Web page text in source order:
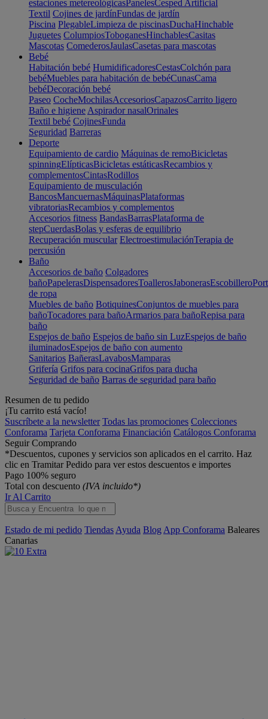
estaciones metereológicasPanelesCesped Artificial
Textil Cojines de jardínFundas de jardín
Piscina PlegableLimpieza de piscinasDuchaHinchable
Juguetes ColumpiosToboganesHinchablesCasitas
Mascotas ComederosJaulasCasetas para mascotas
Bebé
Habitación bebé HumidificadoresCestasColchón para
bebéMuebles para habitación de bebéCunasCama
bebéDecoración bebé
Paseo CocheMochilasAccesoriosCapazosCarrito ligero
Baño e higiene Aspirador nasalOrinales
Textil bebé CojinesFunda
Seguridad Barreras
Deporte
Equipamiento de cardio Máquinas de remoBicicletas
spinningElípticasBicicletas estáticasRecambios y
complementosCintasRodillos
Equipamiento de musculación
BancosMancuernasMáquinasPlataformas
vibratoriasRecambios y complementos
Accesorios fitness BandasBarrasPlataforma de
stepCuerdasBolas y esferas de equilibrio
Recuperación muscular ElectroestimulaciónTerapia de
percusión
Baño
Accesorios de baño Colgadores
bañoPapelerasDispensadoresToallerosJabonerasEscobillero
de ropa
Muebles de baño BotiquinesConjuntos de muebles para
bañoTocadores para bañoArmarios para bañoRepisa para
baño
Espejos de baño Espejos de baño sin LuzEspejos de baño
iluminadosEspejos de baño con aumento
Sanitarios BañerasLavabosMamparas
Grifería Grifos para cocinaGrifos para ducha
Seguridad de baño Barras de seguridad para baño
Resumen de tu pedido
¡Tu carrito está vacío!
Suscríbete a la newsletter Todas las promociones Colecciones
Conforama Tarjeta Conforama Financiación Catálogos Conforama
Seguir Comprando
*Descuentos, cupones y servicios son aplicados en el carrito. Haz
clic en Tramitar Pedido para ver estos descuentos e importes
Pago 100% seguro
Total con descuento (IVA incluido*)
Ir Al Carrito
Estado de mi pedido Tiendas Ayuda Blog App Conforama Baleares
Canarias